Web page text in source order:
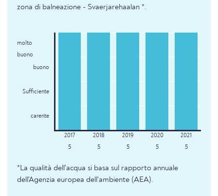
zona di balneazione - Svaerjarehaalan *.
molto
buono
buono
Sufficiente
carente
5 5 5 5 5
*La qualità dell'acqua si basa sul rapporto annuale
dell'Agenzia europea dell'ambiente (AEA).